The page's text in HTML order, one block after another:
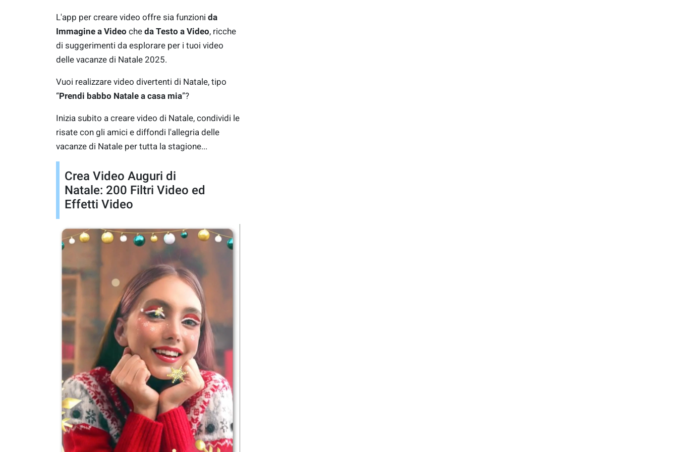
L'app per creare video offre sia funzioni da
Immagine a Video che da Testo a Video, ricche
di suggerimenti da esplorare per i tuoi video
delle vacanze di Natale 2025.
Vuoi realizzare video divertenti di Natale, tipo
“Prendi babbo Natale a casa mia”?
Inizia subito a creare video di Natale, condividi le
risate con gli amici e diffondi l'allegria delle
vacanze di Natale per tutta la stagione...
Crea Video Auguri di
Natale: 200 Filtri Video ed
Effetti Video